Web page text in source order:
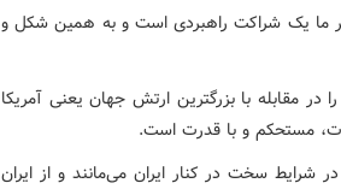
ما یک شراکت راهبردی است و به همین شکل و
در مقابله با بزرگترین ارتش جهان یعنی آمریکا
مستحکم و با قدرت است.
سخت در کنار ایران می‌مانند و از ایران